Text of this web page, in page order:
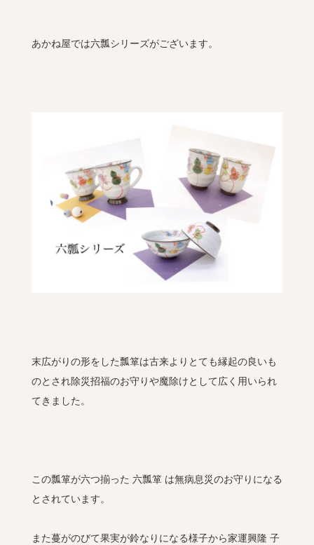
あかね屋では六瓢シリーズがございます。
末広がりの形をした瓢箪は古来よりとても縁起の良いも
のとされ除災招福のお守りや魔除けとして広く用いられ
てきました。
この瓢箪が六つ揃った 六瓢箪 は無病息災のお守りになる
とされています。
また蔓がのびて果実が鈴なりになる様子から家運興隆 子